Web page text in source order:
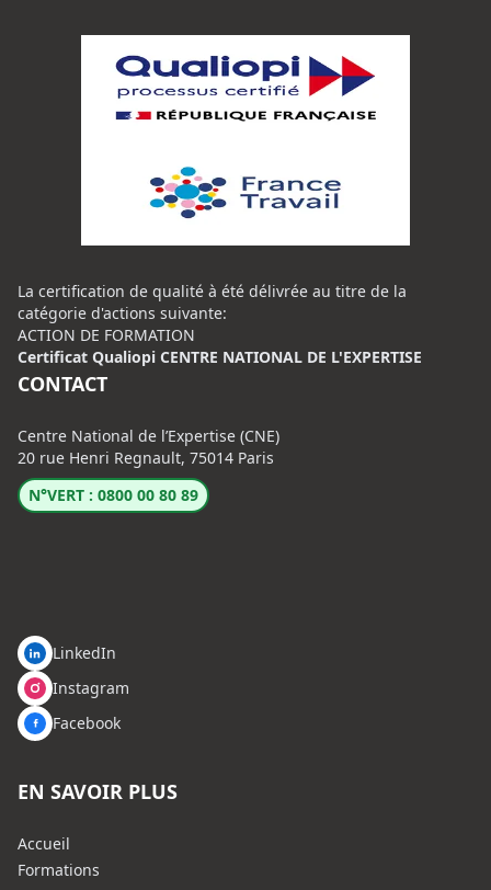
La certification de qualité à été délivrée au titre de la
catégorie d'actions suivante:
ACTION DE FORMATION
Certificat Qualiopi CENTRE NATIONAL DE L'EXPERTISE
CONTACT
Centre National de l’Expertise (CNE)
20 rue Henri Regnault, 75014 Paris
N°VERT : 0800 00 80 89
LinkedIn
Instagram
Facebook
EN SAVOIR PLUS
Accueil
Formations